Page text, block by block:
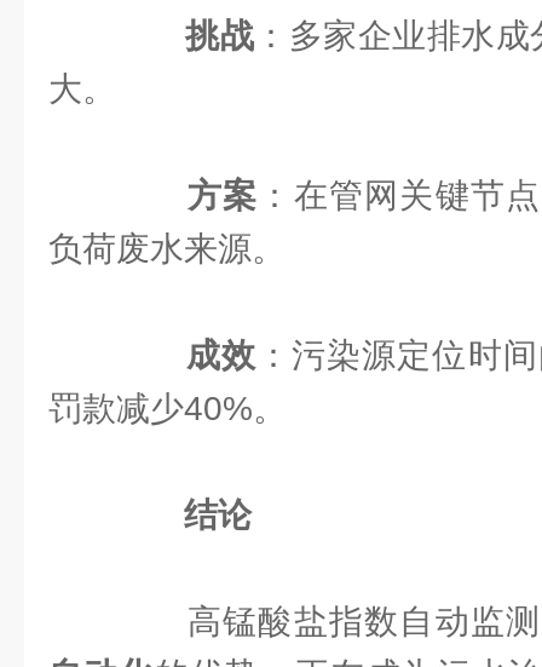
挑战 ：多家企业排水
大。
方案 ：在管网关键节
负荷废水来源。
成效 ：污染源定位时
罚款减少40%。
结论
高锰酸盐指数自动监测